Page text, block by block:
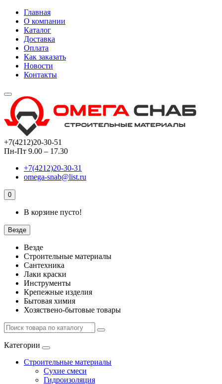
Главная
О компании
Каталог
Доставка
Оплата
Как заказать
Новости
Контакты
+7(4212)20-30-51
Пн-Пт 9.00 – 17.30
+7(4212)20-30-31
omega-snab@list.ru
0
В корзине пусто!
Везде
Везде
Строительные материалы
Сантехника
Лаки краски
Инструменты
Крепежные изделия
Бытовая химия
Хозяствено-бытовые товары
Категории
Строительные материалы
Сухие смеси
Гидроизоляция